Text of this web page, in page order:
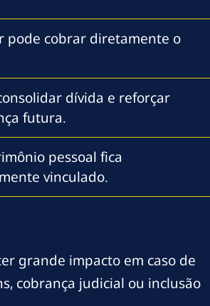
pode cobrar diretamente o
dívida e reforçar
futura.
pessoal fica
vinculado.
grande impacto em caso de
cobrança judicial ou inclusão